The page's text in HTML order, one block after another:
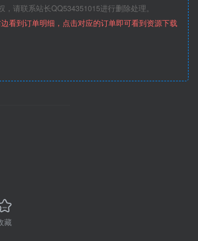
请联系站长QQ534351015进行删除处理。
看到订单明细，点击对应的订单即可看到资源下载
藏